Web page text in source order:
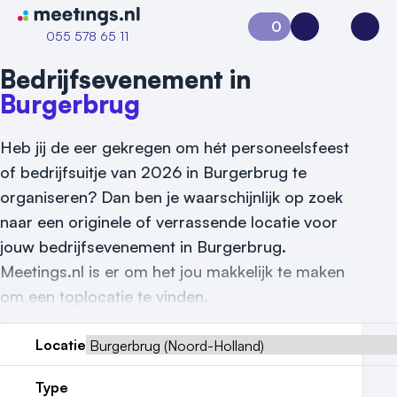
Naar home van Meetings
055 578 65 11
Vraag locatie aan
0
Aanvraag 0Inloggen
Bedrijfsevenement in
Burgerbrug
Heb jij de eer gekregen om hét personeelsfeest
of bedrijfsuitje van 2026 in Burgerbrug te
organiseren? Dan ben je waarschijnlijk op zoek
naar een originele of verrassende locatie voor
jouw bedrijfsevenement in Burgerbrug.
Meetings.nl is er om het jou makkelijk te maken
om een toplocatie te vinden.
Locatie
Type